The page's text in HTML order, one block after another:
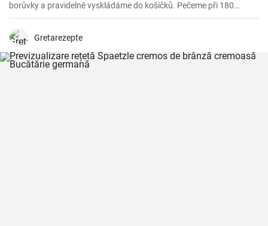
borůvky a pravidelně vyskládáme do košíčků. Pečeme při 180
stupních 25 minut.
Gretarezepte